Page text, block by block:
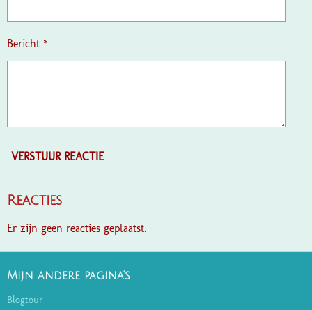
Bericht *
VERSTUUR REACTIE
Reacties
Er zijn geen reacties geplaatst.
Mijn andere pagina's
Blogtour